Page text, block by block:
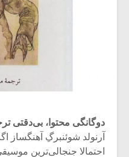
دوگانگی محتوا، بی‌دقتی
آرنولد شوئنبرگِ آهنگساز
احتمالا جنجالی‌ترین